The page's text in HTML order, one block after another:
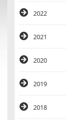
2022
2021
2020
2019
2018